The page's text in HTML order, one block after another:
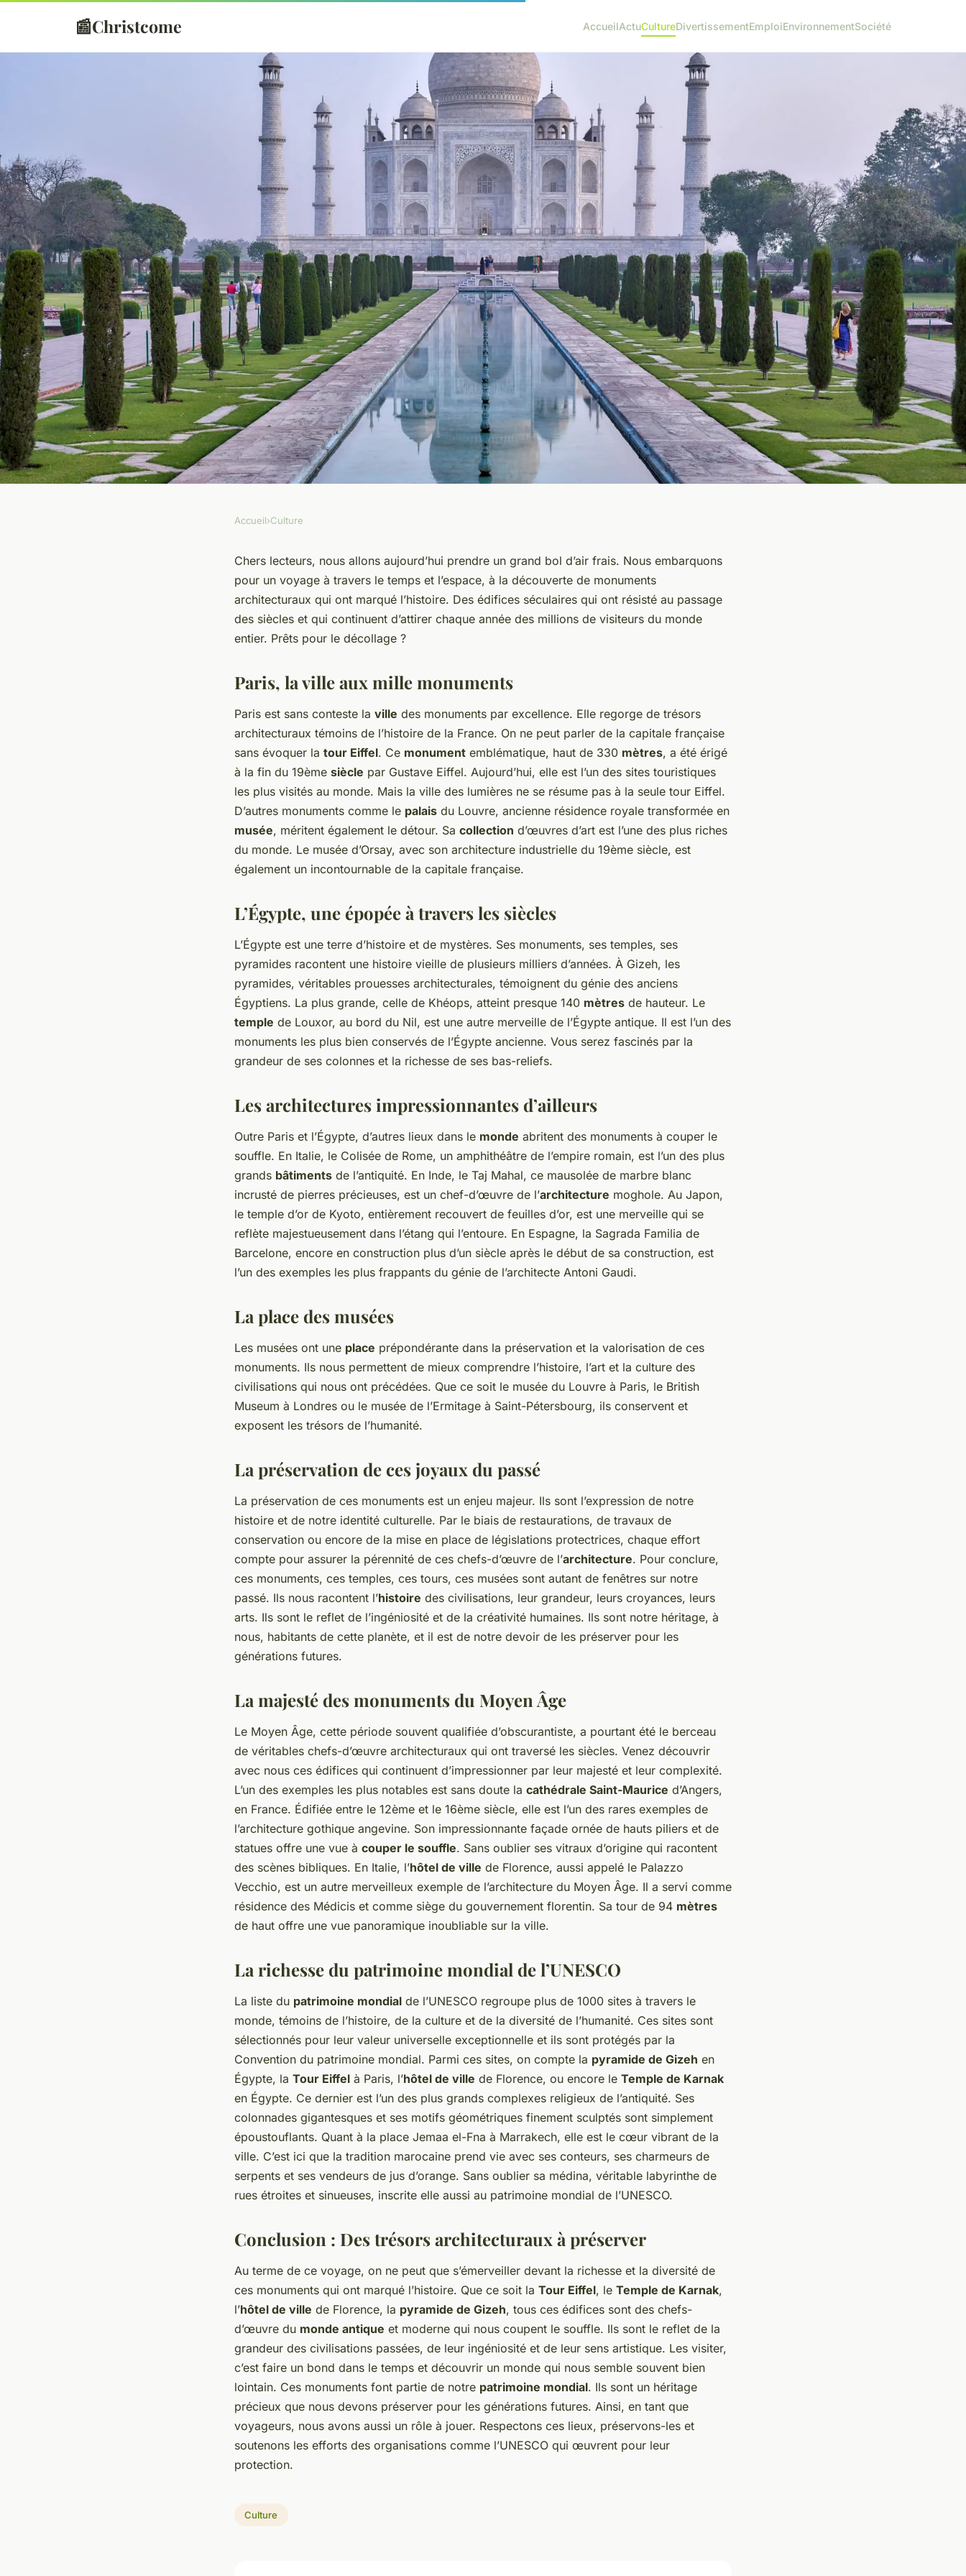
📰Christcome AccueilActuCultureDivertissementEmploiEnvironnementSociété
Les monuments architecturaux
anciens à couper le souffle
Accueil›Culture
Chers lecteurs, nous allons aujourd’hui prendre un grand bol d’air frais. Nous embarquons
pour un voyage à travers le temps et l’espace, à la découverte de monuments
architecturaux qui ont marqué l’histoire. Des édifices séculaires qui ont résisté au passage
des siècles et qui continuent d’attirer chaque année des millions de visiteurs du monde
entier. Prêts pour le décollage ?
Paris, la ville aux mille monuments
Paris est sans conteste la ville des monuments par excellence. Elle regorge de trésors
architecturaux témoins de l’histoire de la France. On ne peut parler de la capitale française
sans évoquer la tour Eiffel. Ce monument emblématique, haut de 330 mètres, a été érigé
à la fin du 19ème siècle par Gustave Eiffel. Aujourd’hui, elle est l’un des sites touristiques
les plus visités au monde. Mais la ville des lumières ne se résume pas à la seule tour Eiffel.
D’autres monuments comme le palais du Louvre, ancienne résidence royale transformée en
musée, méritent également le détour. Sa collection d’œuvres d’art est l’une des plus riches
du monde. Le musée d’Orsay, avec son architecture industrielle du 19ème siècle, est
également un incontournable de la capitale française.
L’Égypte, une épopée à travers les siècles
L’Égypte est une terre d’histoire et de mystères. Ses monuments, ses temples, ses
pyramides racontent une histoire vieille de plusieurs milliers d’années. À Gizeh, les
pyramides, véritables prouesses architecturales, témoignent du génie des anciens
Égyptiens. La plus grande, celle de Khéops, atteint presque 140 mètres de hauteur. Le
temple de Louxor, au bord du Nil, est une autre merveille de l’Égypte antique. Il est l’un des
monuments les plus bien conservés de l’Égypte ancienne. Vous serez fascinés par la
grandeur de ses colonnes et la richesse de ses bas-reliefs.
Les architectures impressionnantes d’ailleurs
Outre Paris et l’Égypte, d’autres lieux dans le monde abritent des monuments à couper le
souffle. En Italie, le Colisée de Rome, un amphithéâtre de l’empire romain, est l’un des plus
grands bâtiments de l’antiquité. En Inde, le Taj Mahal, ce mausolée de marbre blanc
incrusté de pierres précieuses, est un chef-d’œuvre de l’architecture moghole. Au Japon,
le temple d’or de Kyoto, entièrement recouvert de feuilles d’or, est une merveille qui se
reflète majestueusement dans l’étang qui l’entoure. En Espagne, la Sagrada Familia de
Barcelone, encore en construction plus d’un siècle après le début de sa construction, est
l’un des exemples les plus frappants du génie de l’architecte Antoni Gaudi.
La place des musées
Les musées ont une place prépondérante dans la préservation et la valorisation de ces
monuments. Ils nous permettent de mieux comprendre l’histoire, l’art et la culture des
civilisations qui nous ont précédées. Que ce soit le musée du Louvre à Paris, le British
Museum à Londres ou le musée de l’Ermitage à Saint-Pétersbourg, ils conservent et
exposent les trésors de l’humanité.
La préservation de ces joyaux du passé
La préservation de ces monuments est un enjeu majeur. Ils sont l’expression de notre
histoire et de notre identité culturelle. Par le biais de restaurations, de travaux de
conservation ou encore de la mise en place de législations protectrices, chaque effort
compte pour assurer la pérennité de ces chefs-d’œuvre de l’architecture. Pour conclure,
ces monuments, ces temples, ces tours, ces musées sont autant de fenêtres sur notre
passé. Ils nous racontent l’histoire des civilisations, leur grandeur, leurs croyances, leurs
arts. Ils sont le reflet de l’ingéniosité et de la créativité humaines. Ils sont notre héritage, à
nous, habitants de cette planète, et il est de notre devoir de les préserver pour les
générations futures.
La majesté des monuments du Moyen Âge
Le Moyen Âge, cette période souvent qualifiée d’obscurantiste, a pourtant été le berceau
de véritables chefs-d’œuvre architecturaux qui ont traversé les siècles. Venez découvrir
avec nous ces édifices qui continuent d’impressionner par leur majesté et leur complexité.
L’un des exemples les plus notables est sans doute la cathédrale Saint-Maurice d’Angers,
en France. Édifiée entre le 12ème et le 16ème siècle, elle est l’un des rares exemples de
l’architecture gothique angevine. Son impressionnante façade ornée de hauts piliers et de
statues offre une vue à couper le souffle. Sans oublier ses vitraux d’origine qui racontent
des scènes bibliques. En Italie, l’hôtel de ville de Florence, aussi appelé le Palazzo
Vecchio, est un autre merveilleux exemple de l’architecture du Moyen Âge. Il a servi comme
résidence des Médicis et comme siège du gouvernement florentin. Sa tour de 94 mètres
de haut offre une vue panoramique inoubliable sur la ville.
La richesse du patrimoine mondial de l’UNESCO
La liste du patrimoine mondial de l’UNESCO regroupe plus de 1000 sites à travers le
monde, témoins de l’histoire, de la culture et de la diversité de l’humanité. Ces sites sont
sélectionnés pour leur valeur universelle exceptionnelle et ils sont protégés par la
Convention du patrimoine mondial. Parmi ces sites, on compte la pyramide de Gizeh en
Égypte, la Tour Eiffel à Paris, l’hôtel de ville de Florence, ou encore le Temple de Karnak
en Égypte. Ce dernier est l’un des plus grands complexes religieux de l’antiquité. Ses
colonnades gigantesques et ses motifs géométriques finement sculptés sont simplement
époustouflants. Quant à la place Jemaa el-Fna à Marrakech, elle est le cœur vibrant de la
ville. C’est ici que la tradition marocaine prend vie avec ses conteurs, ses charmeurs de
serpents et ses vendeurs de jus d’orange. Sans oublier sa médina, véritable labyrinthe de
rues étroites et sinueuses, inscrite elle aussi au patrimoine mondial de l’UNESCO.
Conclusion : Des trésors architecturaux à préserver
Au terme de ce voyage, on ne peut que s’émerveiller devant la richesse et la diversité de
ces monuments qui ont marqué l’histoire. Que ce soit la Tour Eiffel, le Temple de Karnak,
l’hôtel de ville de Florence, la pyramide de Gizeh, tous ces édifices sont des chefs-
d’œuvre du monde antique et moderne qui nous coupent le souffle. Ils sont le reflet de la
grandeur des civilisations passées, de leur ingéniosité et de leur sens artistique. Les visiter,
c’est faire un bond dans le temps et découvrir un monde qui nous semble souvent bien
lointain. Ces monuments font partie de notre patrimoine mondial. Ils sont un héritage
précieux que nous devons préserver pour les générations futures. Ainsi, en tant que
voyageurs, nous avons aussi un rôle à jouer. Respectons ces lieux, préservons-les et
soutenons les efforts des organisations comme l’UNESCO qui œuvrent pour leur
protection.
Culture